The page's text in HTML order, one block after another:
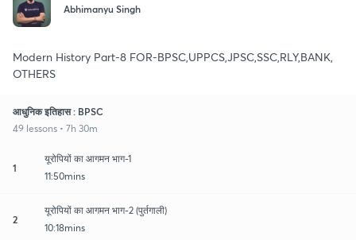
Abhimanyu Singh
Modern History Part-8 FOR-BPSC,UPPCS,JPSC,SSC,RLY,BANK,
OTHERS
आधुनिक इतिहास : BPSC
49 lessons • 7h 30m
1
यूरोपियों का आगमन भाग-1
11:50mins
2
यूरोपियों का आगमन भाग-2 (पुर्तगाली)
10:18mins